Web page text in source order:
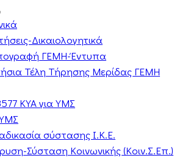
Δικαιολογητικά
ΓΕΜΗ-Έντυπα
Τέλη Τήρησης Μερίδας ΓΕΜΗ
ΚΥΑ για ΥΜΣ
σύστασης Ι.Κ.Ε.
Σύσταση Κοινωνικής (Κοιν.Σ.Επ.)